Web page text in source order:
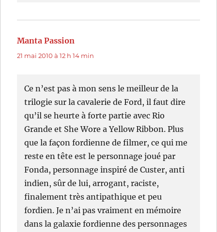
Manta Passion
21 mai 2010 à 12 h 14 min
Ce n’est pas à mon sens le meilleur de la
trilogie sur la cavalerie de Ford, il faut dire
qu’il se heurte à forte partie avec Rio
Grande et She Wore a Yellow Ribbon. Plus
que la façon fordienne de filmer, ce qui me
reste en tête est le personnage joué par
Fonda, personnage inspiré de Custer, anti
indien, sûr de lui, arrogant, raciste,
finalement très antipathique et peu
fordien. Je n’ai pas vraiment en mémoire
dans la galaxie fordienne des personnages